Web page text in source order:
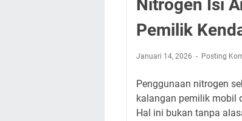
Nitrogen Isi
Pemilik
Januari 14, 2026 Posting
Penggunaan nitrogen
kalangan pemilik mobil
Hal ini bukan tanpa